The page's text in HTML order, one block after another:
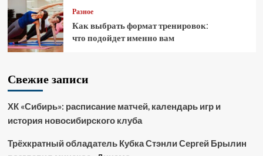
Разное
Как выбрать формат тренировок:
что подойдет именно вам
Свежие записи
ХК «Сибирь»: расписание матчей, календарь игр и
история новосибирского клуба
Трёхкратный обладатель Кубка Стэнли Сергей Брылин